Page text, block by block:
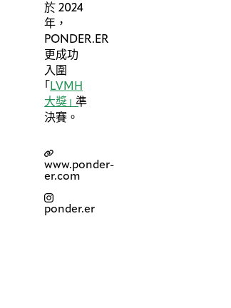
於 2024
年，
PONDER.ER
更成功
入圍
「LVMH
大獎 」準
決賽。
www.ponder-
er.com
ponder.er